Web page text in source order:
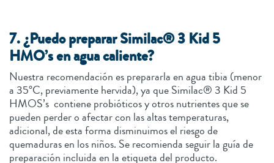
7. ¿Puedo preparar Similac® 3 Kid 5
HMO’s en agua caliente?
Nuestra recomendación es prepararla en agua tibia (menor
a 35°C, previamente hervida), ya que Similac® 3 Kid 5
HMOS’s contiene probióticos y otros nutrientes que se
pueden perder o afectar con las altas temperaturas,
adicional, de esta forma disminuimos el riesgo de
quemaduras en los niños. Se recomienda seguir la guía de
preparación incluida en la etiqueta del producto.